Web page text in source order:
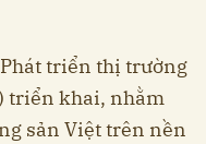
triển thị trường
triển khai, nhằm
sản Việt trên nền